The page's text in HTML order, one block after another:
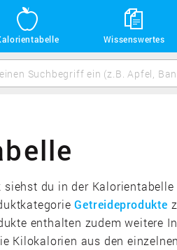
Wissenswertes
du in der
Getreideprodukte
enthalten zudem weitere
Kilokalorien aus den